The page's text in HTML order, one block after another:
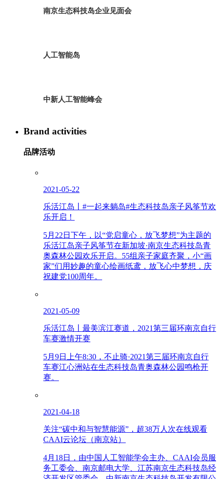
南京生态科技岛企业见面会
人工智能岛
中新人工智能峰会
Brand activities
品牌活动
2021-05-22
乐活江岛丨#一起来躺岛#生态科技岛亲子风筝节欢
乐开启！
5月22日下午，以“党启童心，放飞梦想”为主题的
乐活江岛亲子风筝节在新加坡·南京生态科技岛青
奥森林公园欢乐开启。55组亲子家庭齐聚，小“画
家”们用妙趣的童心绘画纸鸢，放飞心中梦想，庆
祝建党100周年。
2021-05-09
乐活江岛丨最美滨江赛道，2021第三届环南京自行
车赛激情开赛
5月9日上午8:30，不止骑·2021第三届环南京自行
车赛江心洲站在生态科技岛青奥森林公园鸣枪开
赛。
2021-04-18
关注“碳中和与智慧能源”，超38万人次在线观看
CAAI云论坛（南京站）
4月18日，由中国人工智能学会主办、CAAI会员服
务工委会、南京邮电大学、江苏南京生态科技岛经